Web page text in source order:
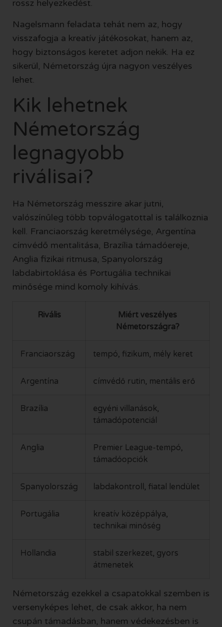
rossz helyezkedést.
Nagelsmann feladata tehát nem az, hogy
visszafogja a kreatív játékosokat, hanem az,
hogy biztonságos keretet adjon nekik. Ha ez
sikerül, Németország újra nagyon veszélyes
lehet.
Kik lehetnek
Németország
legnagyobb
riválisai?
Ha Németország messzire akar jutni,
valószínűleg több topválogatottal is találkoznia
kell. Franciaország keretmélysége, Argentína
címvédő mentalitása, Brazília támadóereje,
Anglia fizikai ritmusa, Spanyolország
labdabirtoklása és Portugália technikai
minősége mind komoly kihívás.
Rivális
Miért veszélyes
Németországra?
Franciaország tempó, fizikum, mély keret
Argentína címvédő rutin, mentális erő
Brazília
egyéni villanások,
támadópotenciál
Anglia
Premier League-tempó,
támadóopciók
Spanyolország labdakontroll, fiatal lendület
Portugália
kreatív középpálya,
technikai minőség
Hollandia
stabil szerkezet, gyors
átmenetek
Németország ezekkel a csapatokkal szemben is
versenyképes lehet, de csak akkor, ha nem
csupán támadásban, hanem védekezésben is